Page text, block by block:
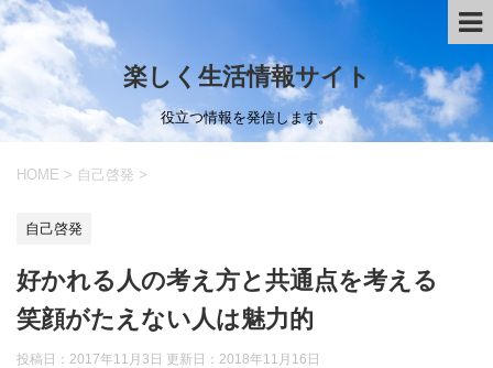
楽しく生活情報サイト
役立つ情報を発信します。
HOME > 自己啓発 >
自己啓発
好かれる人の考え方と共通点を考える
笑顔がたえない人は魅力的
投稿日：2017年11月3日 更新日： 2018年11月16日